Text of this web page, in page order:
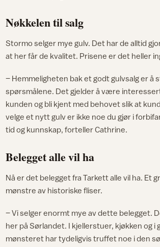
Nøkkelen til salg
Stormo selger mye gulv. Det har de alltid
at her får de kvalitet. Prisene er det heller
– Hemmeligheten bak et godt gulvsalg er å
spørsmålene. Det gjelder å være
kunden og bli kjent med behovet slik at
velge et nytt gulv er ikke noe du gjør i
tid og kunnskap, forteller Cathrine.
Belegget alle vil ha
Nå er det belegget fra Tarkett alle vil ha. Et
mønstre av historiske fliser.
– Vi selger enormt mye av dette belegget.
her på Sørlandet. I kjellerstuer, kjøkken og i
mønsteret har tydeligvis truffet noe i den